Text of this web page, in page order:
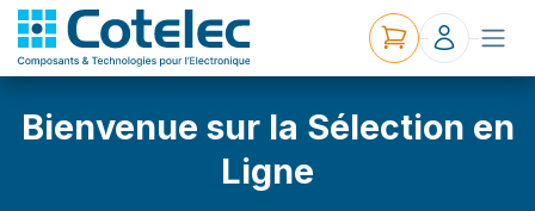
Bienvenue sur la Sélection en
Ligne